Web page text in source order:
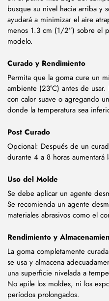
busque su nivel hacia arriba y
ayudará a minimizar el aire
menos 1.3 cm (1/2”) sobre el
modelo.
Curado y Rendimiento
Permita que la goma cure un
ambiente (23°C) antes de
con calor suave o agregando
donde la temperatura sea
Post Curado
Opcional: Después de un
durante 4 a 8 horas
Uso del Molde
Se debe aplicar un agente
Se recomienda un agente
materiales abrasivos como el
Rendimiento y
La goma completamente
se usa y almacena
una superficie nivelada a
No apile los moldes, ni los
períodos prolongados.